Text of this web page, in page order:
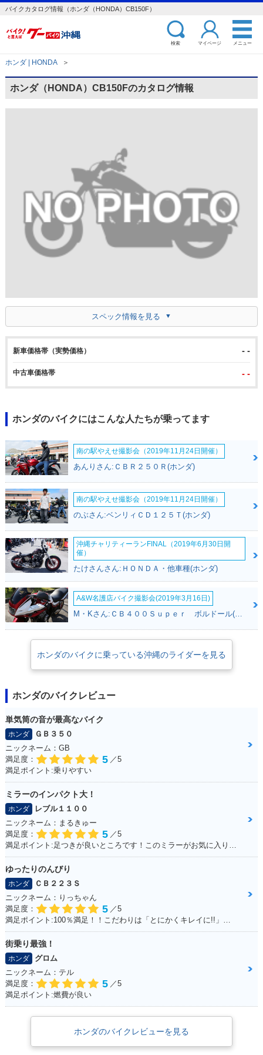
バイクカタログ情報（ホンダ（HONDA）CB150F）
検索 マイページ メニュー
ホンダ | HONDA ＞
ホンダ（HONDA）CB150Fのカタログ情報
スペック情報を見る
新車価格帯（実勢価格） - -
中古車価格帯 - -
ホンダのバイクにはこんな人たちが乗ってます
南の駅やえせ撮影会（2019年11月24日開催）
あんりさん:ＣＢＲ２５０Ｒ(ホンダ)
南の駅やえせ撮影会（2019年11月24日開催）
のぶさん:ベンリィＣＤ１２５Ｔ(ホンダ)
沖縄チャリティーランFINAL（2019年6月30日開
催）
たけさんさん:ＨＯＮＤＡ・他車種(ホンダ)
A&W名護店バイク撮影会(2019年3月16日)
ホンダのバイクに乗っている沖縄のライダーを見る
ホンダのバイクレビュー
単気筒の音が最高なバイク
ホンダ
ＧＢ３５０
ニックネーム：GB
満足度：
5 ／5
満足ポイント:乗りやすい
ミラーのインパクト大！
ホンダ
レブル１１００
ニックネーム：まるきゅー
満足度：
5 ／5
満足ポイント:足つきが良いところです！このミラーがお気に入りです。
ゆったりのんびり
ホンダ
ＣＢ２２３Ｓ
ニックネーム：りっちゃん
満足度：
5 ／5
満足ポイント:100％満足！！こだわりは「とにかくキレイに!!」乗っていること
街乗り最強！
ホンダ
グロム
ニックネーム：テル
満足度：
5 ／5
満足ポイント:燃費が良い
ホンダのバイクレビューを見る